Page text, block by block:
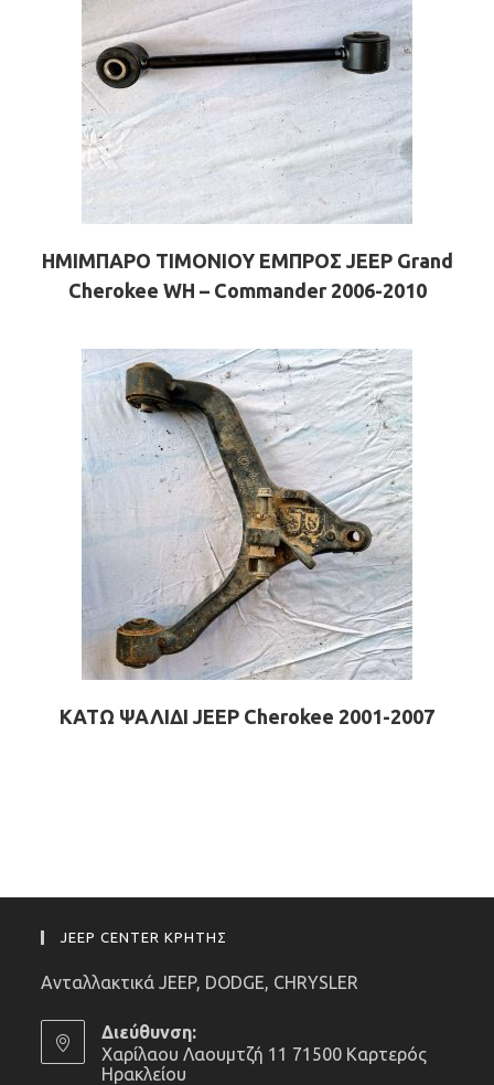
ΗΜΙΜΠΑΡΟ ΤΙΜΟΝΙΟΥ ΕΜΠΡΟΣ JEEP Grand
Cherokee WH – Commander 2006-2010
ΚΑΤΩ ΨΑΛΙΔΙ JEEP Cherokee 2001-2007
JEEP CENTER ΚΡΗΤΗΣ
Ανταλλακτικά JEEP, DODGE, CHRYSLER
Διεύθυνση:
Χαρίλαου Λαουμτζή 11 71500 Καρτερός
Ηρακλείου